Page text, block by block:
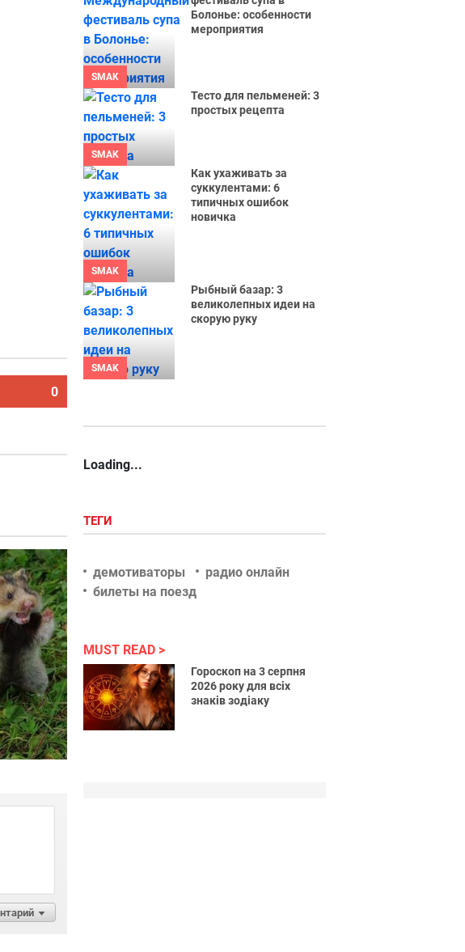
0
мля, я
сказал!
SMAK
Болонье: особенности
мероприятия
SMAK
Тесто для пельменей: 3
простых рецепта
SMAK
Как ухаживать за
суккулентами: 6
типичных ошибок
новичка
SMAK
Рыбный базар: 3
великолепных идеи на
скорую руку
Loading...
ТЕГИ
демотиваторы
радио онлайн
билеты на поезд
MUST READ
Гороскоп на 3 серпня
2026 року для всіх
знаків зодіаку